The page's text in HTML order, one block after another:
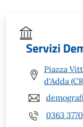
Servizi
Piazza
d'Adda
0363